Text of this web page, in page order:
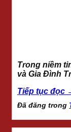
Trong niềm
và Gia Đình
Tiếp tục đọc
Đã đăng trong